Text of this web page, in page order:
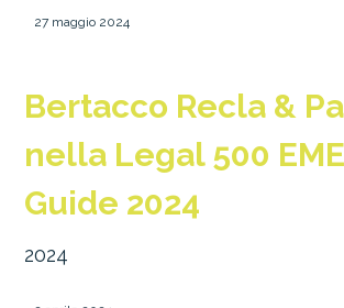
27 maggio 2024
Bertacco Recla &
nella Legal 500
Guide 2024
2024